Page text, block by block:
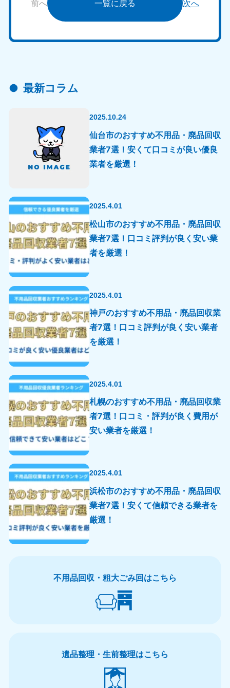
前へ 一覧に戻る 次へ
最新コラム
2025.10.24
仙台市のおすすめ不用品・廃品回収
業者7選！安くて口コミが良い優良
業者を厳選！
2025.4.01
松山市のおすすめ不用品・廃品回収
業者7選！口コミ評判が良く安い業
者を厳選！
2025.4.01
神戸のおすすめ不用品・廃品回収業
者7選！口コミ評判が良く安い業者
を厳選！
2025.4.01
札幌のおすすめ不用品・廃品回収業
者7選！口コミ・評判が良く費用が
安い業者を厳選！
2025.4.01
浜松市のおすすめ不用品・廃品回収
業者7選！安くて信頼できる業者を
厳選！
不用品回収・粗大ごみ回はこちら
遺品整理・生前整理はこちら